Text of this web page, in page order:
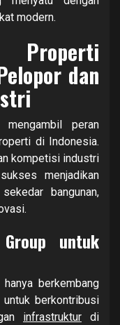
modern.
Properti
dan
peran
di Indonesia.
kompetisi industri
menjadikan
bangunan,
untuk
berkembang
berkontribusi
infrastruktur di